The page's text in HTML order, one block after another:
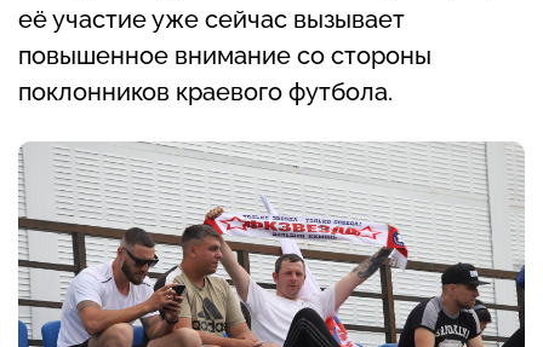
её участие уже сейчас вызывает
повышенное внимание со стороны
поклонников краевого футбола.